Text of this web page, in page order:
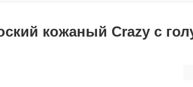
кожаный Crazy с